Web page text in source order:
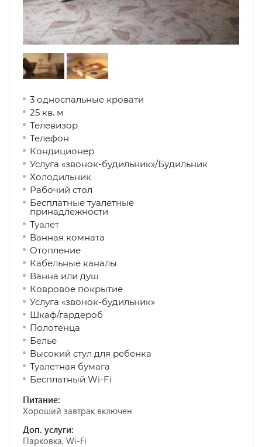
3 односпальные кровати
25 кв. м
Телевизор
Телефон
Кондиционер
Услуга «звонок-будильник»/Будильник
Холодильник
Рабочий стол
Бесплатные туалетные
принадлежности
Туалет
Ванная комната
Отопление
Кабельные каналы
Ванна или душ
Ковровое покрытие
Услуга «звонок-будильник»
Шкаф/гардероб
Полотенца
Белье
Высокий стул для ребенка
Туалетная бумага
Бесплатный Wi-Fi
Питание:
Хороший завтрак включен
Доп. услуги:
Парковка, Wi-Fi